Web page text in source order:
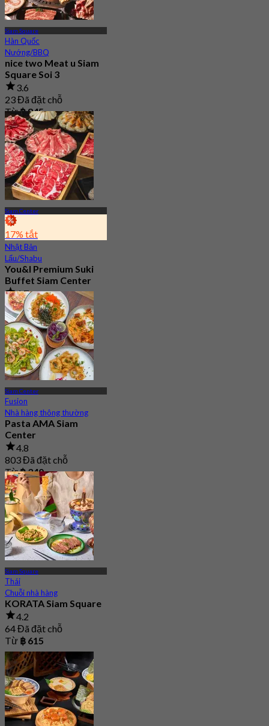
Siam Square
Hàn Quốc
Nướng/BBQ
nice two Meat u Siam
Square Soi 3
3.6
23 Đã đặt chỗ
Từ฿ 845
Siam Center
17% tắt
Nhật Bản
Lẩu/Shabu
You&I Premium Suki
Buffet Siam Center
4.7
3.3K Đã đặt chỗ
Từ฿ 498
Siam Center
Fusion
Nhà hàng thông thường
Pasta AMA Siam
Center
4.8
803 Đã đặt chỗ
Từ฿ 340
Siam Square
Thái
Chuỗi nhà hàng
KORATA Siam Square
4.2
64 Đã đặt chỗ
Từ ฿ 615